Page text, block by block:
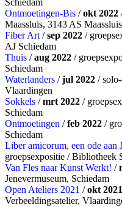
Schiedam
Ontmoetingen-Bis /okt 2022
Maassluis, 3143 AS Maassluis
Fiber Art /sep 2022 /
AJ Schiedam
Thuis /aug 2022 /
Schiedam
Waterlanders /jul 2022 /
Vlaardingen
Sokkels /mrt 2022 /
Schiedam
Ontmoetingen /feb 2022 /
Schiedam
Liber amicorum, een ode aan
groepsexpositie / Bibliotheek
Van Fles naar Kunst Werkt! /
Jenevermuseum, Schiedam
Open Ateliers 2021 /okt 2021
Verbeeldingsatelier,